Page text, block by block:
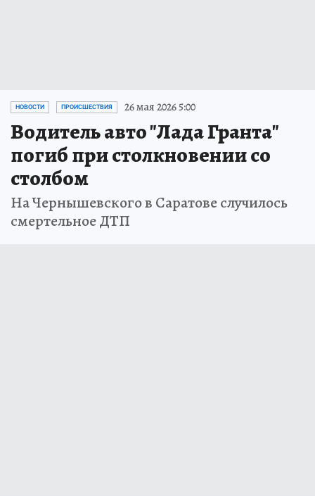
НОВОСТИ ПРОИСШЕСТВИЯ 26 мая 2026 5:00
Водитель авто "Лада Гранта"
погиб при столкновении со
столбом
На Чернышевского в Саратове случилось
смертельное ДТП